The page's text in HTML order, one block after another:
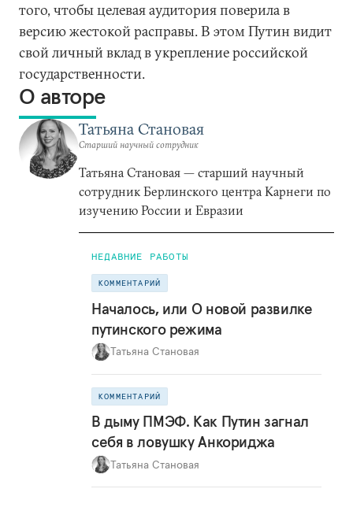
того, чтобы целевая аудитория поверила в
версию жестокой расправы. В этом Путин видит
свой личный вклад в укрепление российской
государственности.
О авторе
Татьяна Становая
Старший научный сотрудник
Татьяна Становая — старший научный
сотрудник Берлинского центра Карнеги по
изучению России и Евразии
НЕДАВНИЕ РАБОТЫ
КОММЕНТАРИЙ
Началось, или О новой развилке
путинского режима
Татьяна Становая
КОММЕНТАРИЙ
В дыму ПМЭФ. Как Путин загнал
себя в ловушку Анкориджа
Татьяна Становая